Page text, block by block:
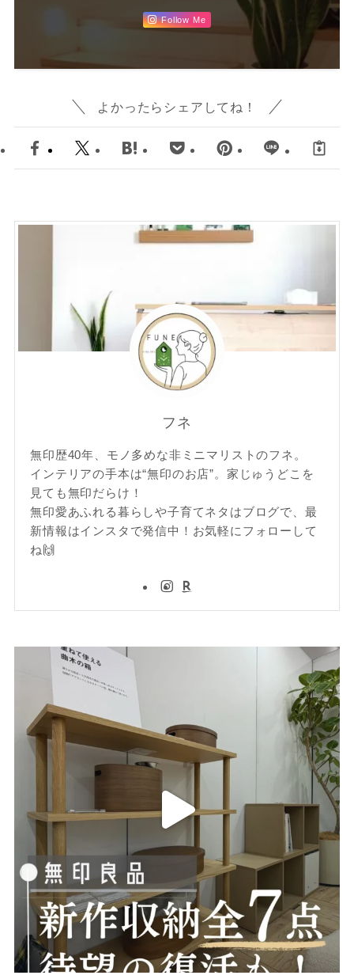
Follow Me
よかったらシェアしてね！
フネ
無印歴40年、モノ多めな非ミニマリストのフネ。
インテリアの手本は“無印のお店”。家じゅうどこを
見ても無印だらけ！
無印愛あふれる暮らしや子育てネタはブログで、最
新情報はインスタで発信中！お気軽にフォローして
ね🙌